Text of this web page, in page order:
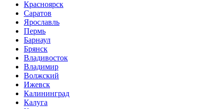
Красноярск
Саратов
Ярославль
Пермь
Барнаул
Брянск
Владивосток
Владимир
Волжский
Ижевск
Калининград
Калуга